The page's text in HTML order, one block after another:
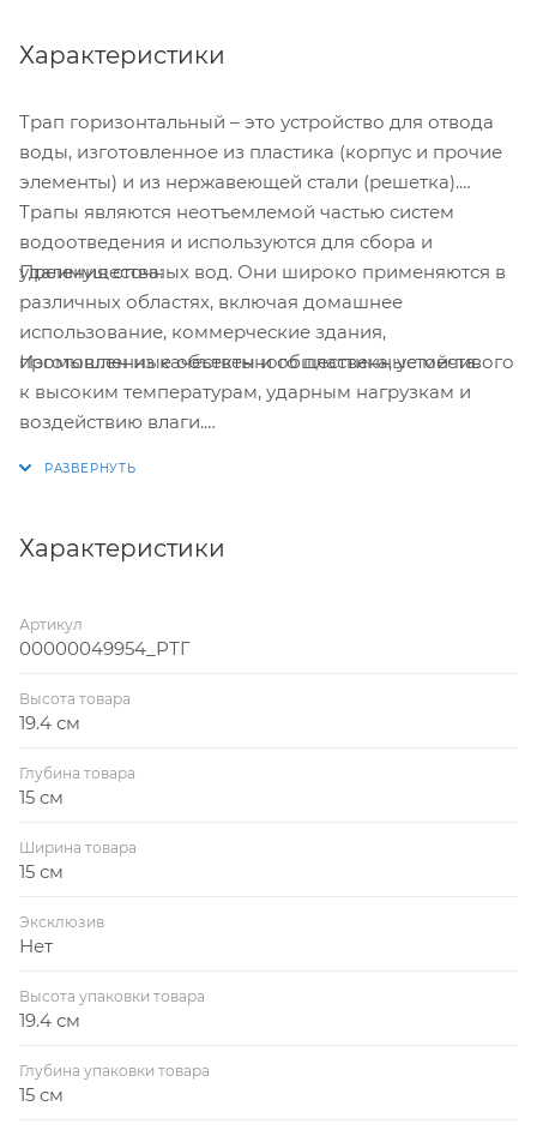
Характеристики
Трап горизонтальный – это устройство для отвода
воды, изготовленное из пластика (корпус и прочие
элементы) и из нержавеющей стали (решетка).
Трапы являются неотъемлемой частью систем
водоотведения и используются для сбора и
удаления сточных вод. Они широко применяются в
различных областях, включая домашнее
использование, коммерческие здания,
промышленные объекты и общественные места.
Преимущества:
Изготовлен из качественного пластика, устойчивого
к высоким температурам, ударным нагрузкам и
воздействию влаги.
Сверху трап закрывает прямоугольная решетка из
Характеристики
Артикул
00000049954_РТГ
Высота товара
19.4 см
Глубина товара
15 см
Ширина товара
15 см
Эксклюзив
Нет
Высота упаковки товара
19.4 см
Глубина упаковки товара
15 см